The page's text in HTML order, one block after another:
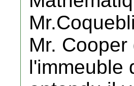
Mr.
l'immeuble